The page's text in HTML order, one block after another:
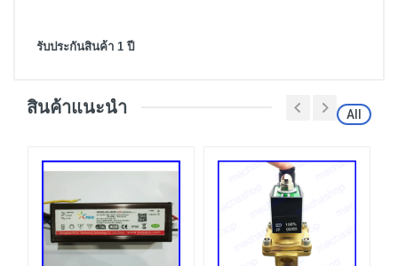
รับประกันสินค้า 1 ปี
สินค้าแนะนำ All